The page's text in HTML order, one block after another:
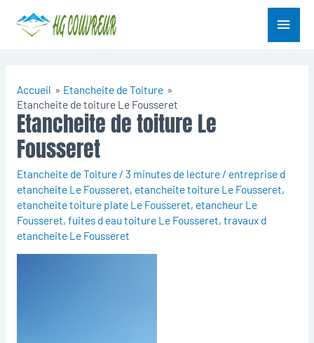
Menu
Accueil
Etancheite de Toiture
Etancheite de toiture Le Fousseret
Etancheite de toiture Le
Fousseret
Etancheite de Toiture/ 3 minutes de lecture/ entreprise d
etancheite Le Fousseret, etancheite toiture Le Fousseret,
etancheite toiture plate Le Fousseret, etancheur Le
Fousseret, fuites d eau toiture Le Fousseret, travaux d
etancheite Le Fousseret